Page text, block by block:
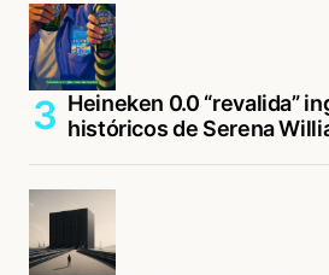
Heineken 0.0 “revalida”
históricos de Serena